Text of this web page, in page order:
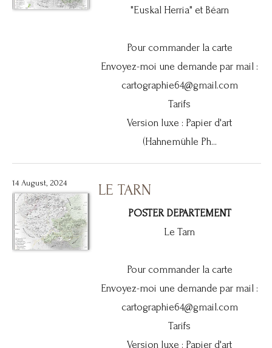
"Euskal Herria" et Béarn
Pour commander la carte
Envoyez-moi une demande par mail :
cartographie64@gmail.com
Tarifs
Version luxe : Papier d'art
(Hahnemühle Ph...
14 August, 2024 LE TARN
POSTER DEPARTEMENT
Le Tarn
Pour commander la carte
Envoyez-moi une demande par mail :
cartographie64@gmail.com
Tarifs
Version luxe : Papier d'art